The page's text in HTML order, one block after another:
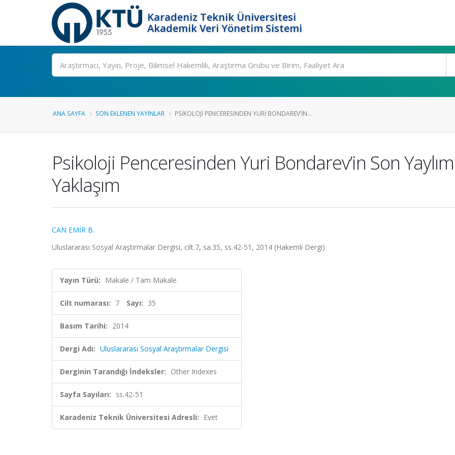
Karadeniz Teknik Üniversitesi
Akademik Veri Yönetim Sistemi
Ara
ANA SAYFA SON EKLENEN YAYINLAR PSIKOLOJI PENCERESINDEN YURI BONDAREV’IN...
Psikoloji Penceresinden Yuri Bondarev’in Son
Yaklaşım
CAN EMİR B.
Uluslararası Sosyal Araştırmalar Dergisi, cilt.7, sa.35, ss.42-51, 2014 (Hakemli Dergi)
Yayın Türü: Makale / Tam Makale
Cilt numarası: 7 Sayı: 35
Basım Tarihi: 2014
Dergi Adı: Uluslararası Sosyal Araştırmalar Dergisi
Derginin Tarandığı İndeksler: Other Indexes
Sayfa Sayıları: ss.42-51
Karadeniz Teknik Üniversitesi Adresli: Evet